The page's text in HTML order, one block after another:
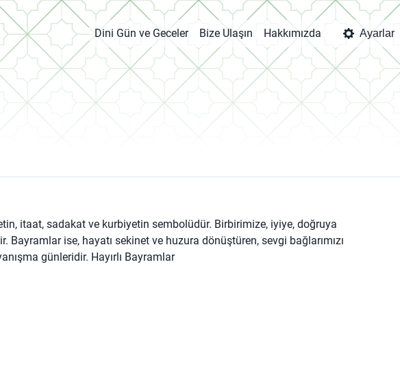
Dini Gün ve Geceler Bize Ulaşın Hakkımızda Ayarlar
itaat, sadakat ve kurbiyetin sembolüdür. Birbirimize, iyiye, doğruya
Bayramlar ise, hayatı sekinet ve huzura dönüştüren, sevgi bağlarımızı
günleridir. Hayırlı Bayramlar